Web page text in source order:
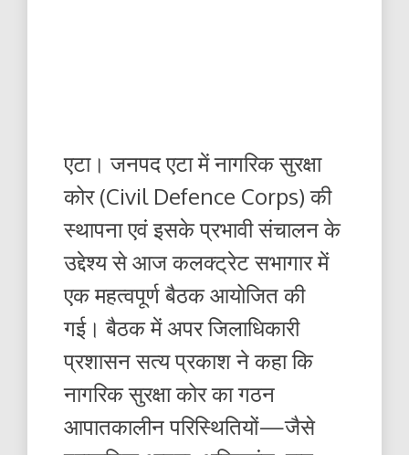
एटा। जनपद एटा में नागरिक सुरक्षा
कोर (Civil Defence Corps) की
स्थापना एवं इसके प्रभावी संचालन के
उद्देश्य से आज कलक्ट्रेट सभागार में
एक महत्वपूर्ण बैठक आयोजित की
गई। बैठक में अपर जिलाधिकारी
प्रशासन सत्य प्रकाश ने कहा कि
नागरिक सुरक्षा कोर का गठन
आपातकालीन परिस्थितियों—जैसे